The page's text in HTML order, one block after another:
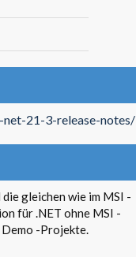
21-3-release-notes/
gleichen wie im MSI -
für .NET ohne MSI -
-Projekte.